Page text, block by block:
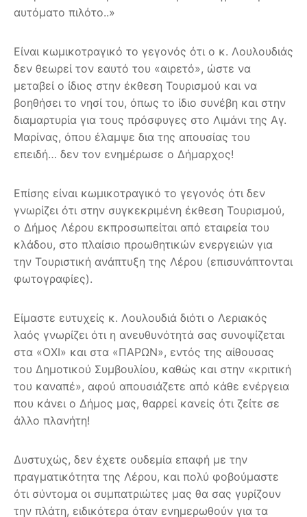
αυτόματο πιλότο..»
Είναι κωμικοτραγικό το γεγονός ότι ο κ. Λουλουδιάς
δεν θεωρεί τον εαυτό του «αιρετό», ώστε να
μεταβεί ο ίδιος στην έκθεση Τουρισμού και να
βοηθήσει το νησί του, όπως το ίδιο συνέβη και στην
διαμαρτυρία για τους πρόσφυγες στο Λιμάνι της Αγ.
Μαρίνας, όπου έλαμψε δια της απουσίας του
επειδή… δεν τον ενημέρωσε ο Δήμαρχος!
Επίσης είναι κωμικοτραγικό το γεγονός ότι δεν
γνωρίζει ότι στην συγκεκριμένη έκθεση Τουρισμού,
ο Δήμος Λέρου εκπροσωπείται από εταιρεία του
κλάδου, στο πλαίσιο προωθητικών ενεργειών για
την Τουριστική ανάπτυξη της Λέρου (επισυνάπτονται
φωτογραφίες).
Είμαστε ευτυχείς κ. Λουλουδιά διότι ο Λεριακός
λαός γνωρίζει ότι η ανευθυνότητά σας συνοψίζεται
στα «ΟΧΙ» και στα «ΠΑΡΩΝ», εντός της αίθουσας
του Δημοτικού Συμβουλίου, καθώς και στην «κριτική
του καναπέ», αφού απουσιάζετε από κάθε ενέργεια
που κάνει ο Δήμος μας, θαρρεί κανείς ότι ζείτε σε
άλλο πλανήτη!
Δυστυχώς, δεν έχετε ουδεμία επαφή με την
πραγματικότητα της Λέρου, και πολύ φοβούμαστε
ότι σύντομα οι συμπατριώτες μας θα σας γυρίζουν
την πλάτη, ειδικότερα όταν ενημερωθούν για τα